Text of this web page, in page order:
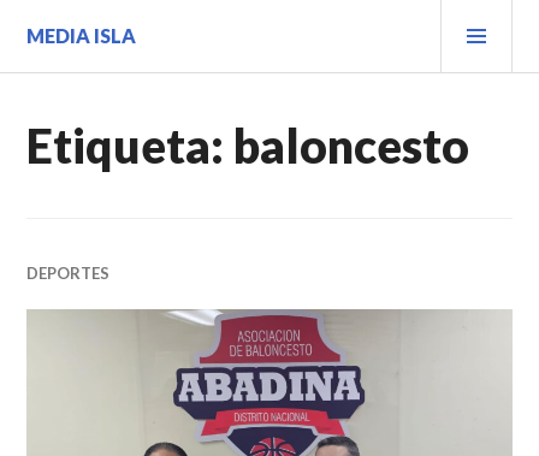
contenido.
MEDIA ISLA
Etiqueta: baloncesto
DEPORTES